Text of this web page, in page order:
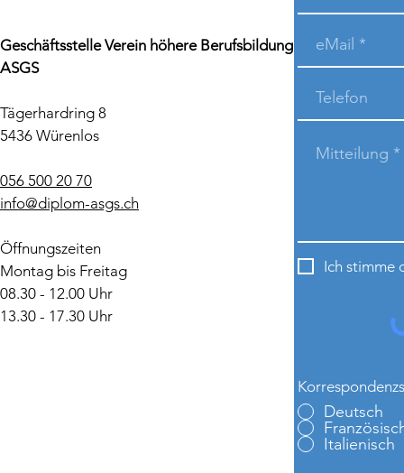
Geschäftsstelle Verein höhere Berufsbildung
ASGS
Tägerhardring 8
5436 Würenlos
056 500 20 70
info@diplom-asgs.ch
Öffnungszeiten
Montag bis Freitag
08.30 - 12.00 Uhr
13.30 - 17.30 Uhr
Ich stimme
Deutsch
Italienisch